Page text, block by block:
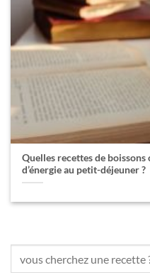
Quelles recettes de
d’énergie au petit-déjeuner ?